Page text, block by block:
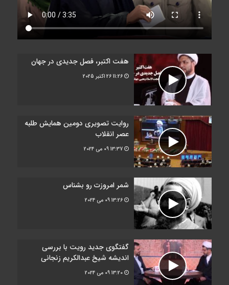
هفت اکتبر، فصل جدیدی در جهان
26 اکتبر 2025
روایت تصویری دومین همایش طلبه
عصر انقلاب
09 می 2024
شمر امروزت رو بشناس
09 می 2024
گفتگوی جدید رویت با بررسی
اندیشه شیخ عبدالکریم زنجانی
09 می 2024